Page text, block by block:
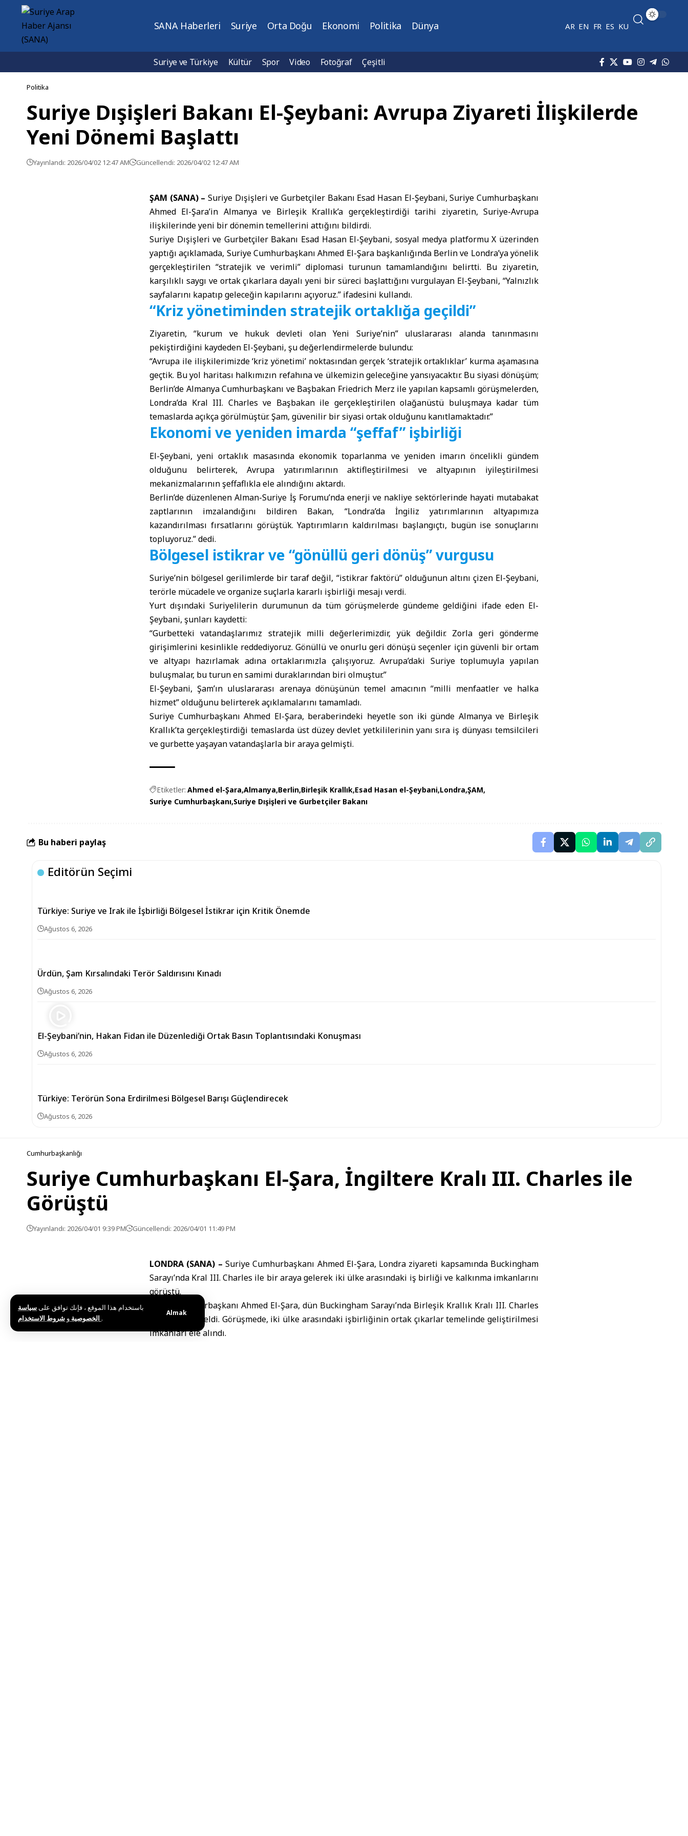
باستخدام هذا الموقع ، فإنك توافق علىسياسة
الخصوصية و .
Almak
SANA Haberleri Suriye Orta Doğu Ekonomi Politika Dünya AR EN FR ES KU
Suriye ve Türkiye Kültür Spor Video Fotoğraf Çeşitli
Politika
Suriye Dışişleri Bakanı El-Şeybani: Avrupa Ziyareti İlişkilerde
Yeni Dönemi Başlattı
Yayınlandı: 2026/04/02 12:47 AM Güncellendi: 2026/04/02 12:47 AM
ŞAM (SANA) – Suriye Dışişleri ve Gurbetçiler Bakanı Esad Hasan El-Şeybani, Suriye Cumhurbaşkanı
Ahmed El-Şara’in Almanya ve Birleşik Krallık’a gerçekleştirdiği tarihi ziyaretin, Suriye-Avrupa
ilişkilerinde yeni bir dönemin temellerini attığını bildirdi.
Suriye Dışişleri ve Gurbetçiler Bakanı Esad Hasan El-Şeybani, sosyal medya platformu X üzerinden
yaptığı açıklamada, Suriye Cumhurbaşkanı Ahmed El-Şara başkanlığında Berlin ve Londra’ya yönelik
gerçekleştirilen “stratejik ve verimli” diplomasi turunun tamamlandığını belirtti. Bu ziyaretin,
karşılıklı saygı ve ortak çıkarlara dayalı yeni bir süreci başlattığını vurgulayan El-Şeybani, “Yalnızlık
sayfalarını kapatıp geleceğin kapılarını açıyoruz.” ifadesini kullandı.
“Kriz yönetiminden stratejik ortaklığa geçildi”
Ziyaretin, “kurum ve hukuk devleti olan Yeni Suriye’nin” uluslararası alanda tanınmasını
pekiştirdiğini kaydeden El-Şeybani, şu değerlendirmelerde bulundu:
“Avrupa ile ilişkilerimizde ‘kriz yönetimi’ noktasından gerçek ‘stratejik ortaklıklar’ kurma aşamasına
geçtik. Bu yol haritası halkımızın refahına ve ülkemizin geleceğine yansıyacaktır. Bu siyasi dönüşüm;
Berlin’de Almanya Cumhurbaşkanı ve Başbakan Friedrich Merz ile yapılan kapsamlı görüşmelerden,
Londra’da Kral III. Charles ve Başbakan ile gerçekleştirilen olağanüstü buluşmaya kadar tüm
temaslarda açıkça görülmüştür. Şam, güvenilir bir siyasi ortak olduğunu kanıtlamaktadır.”
Ekonomi ve yeniden imarda “şeffaf” işbirliği
El-Şeybani, yeni ortaklık masasında ekonomik toparlanma ve yeniden imarın öncelikli gündem
olduğunu belirterek, Avrupa yatırımlarının aktifleştirilmesi ve altyapının iyileştirilmesi
mekanizmalarının şeffaflıkla ele alındığını aktardı.
Berlin’de düzenlenen Alman-Suriye İş Forumu’nda enerji ve nakliye sektörlerinde hayati mutabakat
zaptlarının imzalandığını bildiren Bakan, “Londra’da İngiliz yatırımlarının altyapımıza
kazandırılması fırsatlarını görüştük. Yaptırımların kaldırılması başlangıçtı, bugün ise sonuçlarını
topluyoruz.” dedi.
Bölgesel istikrar ve “gönüllü geri dönüş” vurgusu
Suriye’nin bölgesel gerilimlerde bir taraf değil, “istikrar faktörü” olduğunun altını çizen El-Şeybani,
terörle mücadele ve organize suçlarla kararlı işbirliği mesajı verdi.
Yurt dışındaki Suriyelilerin durumunun da tüm görüşmelerde gündeme geldiğini ifade eden El-
Şeybani, şunları kaydetti:
“Gurbetteki vatandaşlarımız stratejik milli değerlerimizdir, yük değildir. Zorla geri gönderme
girişimlerini kesinlikle reddediyoruz. Gönüllü ve onurlu geri dönüşü seçenler için güvenli bir ortam
ve altyapı hazırlamak adına ortaklarımızla çalışıyoruz. Avrupa’daki Suriye toplumuyla yapılan
buluşmalar, bu turun en samimi duraklarından biri olmuştur.”
El-Şeybani, Şam’ın uluslararası arenaya dönüşünün temel amacının “milli menfaatler ve halka
hizmet” olduğunu belirterek açıklamalarını tamamladı.
Suriye Cumhurbaşkanı Ahmed El-Şara, beraberindeki heyetle son iki günde Almanya ve Birleşik
Krallık’ta gerçekleştirdiği temaslarda üst düzey devlet yetkililerinin yanı sıra iş dünyası temsilcileri
ve gurbette yaşayan vatandaşlarla bir araya gelmişti.
Etiketler: Ahmed el-Şara Almanya Berlin Birleşik Krallık Esad Hasan el-Şeybani Londra ŞAM
Suriye Cumhurbaşkanı Suriye Dışişleri ve Gurbetçiler Bakanı
Bu haberi paylaş
Editörün Seçimi
Türkiye: Suriye ve Irak ile İşbirliği Bölgesel İstikrar için Kritik Önemde
Ağustos 6, 2026
Ürdün, Şam Kırsalındaki Terör Saldırısını Kınadı
Ağustos 6, 2026
El-Şeybani’nin, Hakan Fidan ile Düzenlediği Ortak Basın Toplantısındaki Konuşması
Ağustos 6, 2026
Türkiye: Terörün Sona Erdirilmesi Bölgesel Barışı Güçlendirecek
Ağustos 6, 2026
Cumhurbaşkanlığı
Suriye Cumhurbaşkanı El-Şara, İngiltere Kralı III. Charles ile
Görüştü
Yayınlandı: 2026/04/01 9:39 PM Güncellendi: 2026/04/01 11:49 PM
LONDRA (SANA) – Suriye Cumhurbaşkanı Ahmed El-Şara, Londra ziyareti kapsamında Buckingham
Sarayı’nda Kral III. Charles ile bir araya gelerek iki ülke arasındaki iş birliği ve kalkınma imkanlarını
görüştü.
Suriye Cumhurbaşkanı Ahmed El-Şara, dün Buckingham Sarayı’nda Birleşik Krallık Kralı III. Charles
ile bir araya geldi. Görüşmede, iki ülke arasındaki işbirliğinin ortak çıkarlar temelinde geliştirilmesi
imkanları ele alındı.